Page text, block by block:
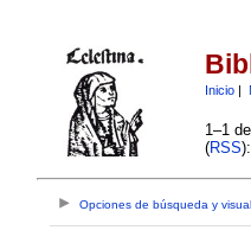
Inicio|
1–1
(RSS):
Opciones de búsqueda y